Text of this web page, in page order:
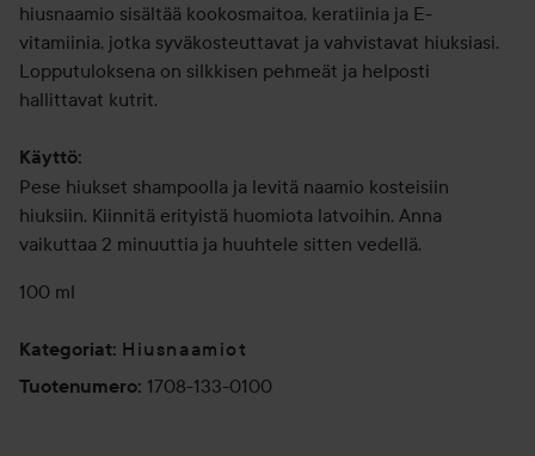
hiusnaamio sisältää kookosmaitoa, keratiinia ja E-
vitamiinia, jotka syväkosteuttavat ja vahvistavat hiuksiasi.
Lopputuloksena on silkkisen pehmeät ja helposti
hallittavat kutrit.
Käyttö:
Pese hiukset shampoolla ja levitä naamio kosteisiin
hiuksiin. Kiinnitä erityistä huomiota latvoihin. Anna
vaikuttaa 2 minuuttia ja huuhtele sitten vedellä.
100 ml
Kategoriat: Hiusnaamiot
Tuotenumero: 1708-133-0100